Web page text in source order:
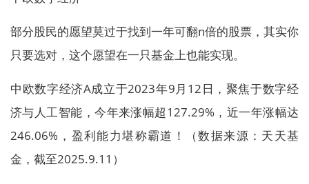
部分股民的愿望莫过于找到一年可翻n倍的股票，其实你
只要选对，这个愿望在一只基金上也能实现。
中欧数字经济A成立于2023年9月12日，聚焦于数字经
济与人工智能，今年来涨幅超127.29%，近一年涨幅达
246.06%，盈利能力堪称霸道！（数据来源：天天基
金，截至2025.9.11）